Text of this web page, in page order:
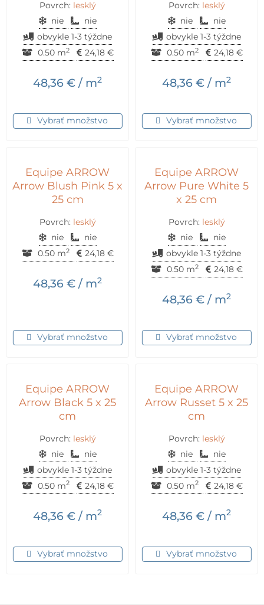
Povrch: lesklý
nie
nie
obvykle 1-3 týždne
0.50 m2 24,18 €
48,36 € / m2
Vybrať množstvo
Povrch: lesklý
nie
nie
obvykle 1-3 týždne
0.50 m2 24,18 €
48,36 € / m2
Vybrať množstvo
Equipe ARROW
Arrow Blush Pink 5 x
25 cm
Povrch: lesklý
nie
nie
0.50 m2 24,18 €
48,36 € / m2
Vybrať množstvo
Equipe ARROW
Arrow Pure White 5
x 25 cm
Povrch: lesklý
nie
nie
obvykle 1-3 týždne
0.50 m2 24,18 €
48,36 € / m2
Vybrať množstvo
Equipe ARROW
Arrow Black 5 x 25
cm
Povrch: lesklý
nie
nie
obvykle 1-3 týždne
0.50 m2 24,18 €
48,36 € / m2
Vybrať množstvo
Equipe ARROW
Arrow Russet 5 x 25
cm
Povrch: lesklý
nie
nie
obvykle 1-3 týždne
0.50 m2 24,18 €
48,36 € / m2
Vybrať množstvo